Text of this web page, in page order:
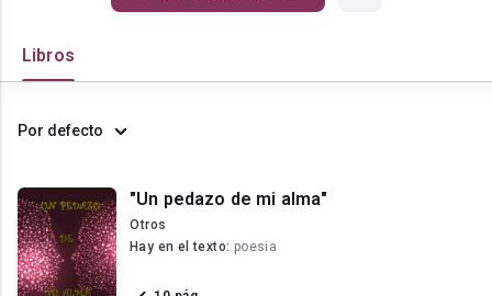
Libros
Por defecto
"Un pedazo de mi alma"
Otros
Hay en el texto: poesia